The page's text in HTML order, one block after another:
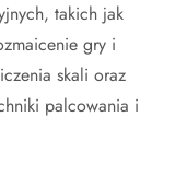
takich jak
gry i
skali oraz
palcowania i